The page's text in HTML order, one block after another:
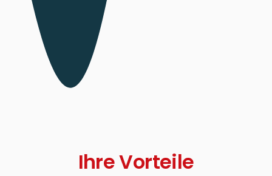
Ihre Vorteile